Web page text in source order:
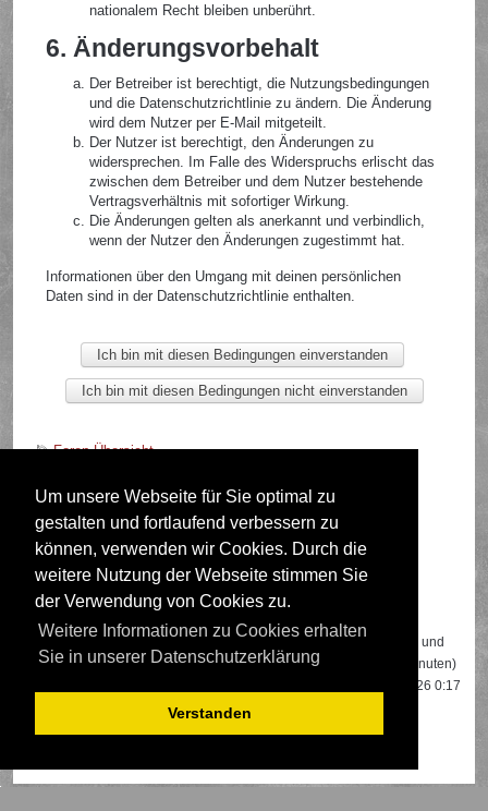
Um unsere Webseite für Sie optimal zu
gestalten und fortlaufend verbessern zu
können, verwenden wir Cookies. Durch die
weitere Nutzung der Webseite stimmen Sie
der Verwendung von Cookies zu.
Weitere Informationen zu Cookies erhalten
Sie in unserer Datenschutzerklärung
Verstanden
nationalem Recht bleiben unberührt.
6. Änderungsvorbehalt
Der Betreiber ist berechtigt, die Nutzungsbedingungen
und die Datenschutzrichtlinie zu ändern. Die Änderung
wird dem Nutzer per E-Mail mitgeteilt.
Der Nutzer ist berechtigt, den Änderungen zu
widersprechen. Im Falle des Widerspruchs erlischt das
zwischen dem Betreiber und dem Nutzer bestehende
Vertragsverhältnis mit sofortiger Wirkung.
Die Änderungen gelten als anerkannt und verbindlich,
wenn der Nutzer den Änderungen zugestimmt hat.
Informationen über den Umgang mit deinen persönlichen
Daten sind in der Datenschutzrichtlinie enthalten.
Foren-Übersicht
Deutsche Übersetzung durchphpBB.de
Wer ist online?
Insgesamt sind708Besucher online: 2 registrierte, 0 unsichtbare und
706 Gäste (basierend auf den aktiven Besuchern der letzten 5 Minuten)
Besuchern, die am 13.04.2026 0:17
gleichzeitig online waren.